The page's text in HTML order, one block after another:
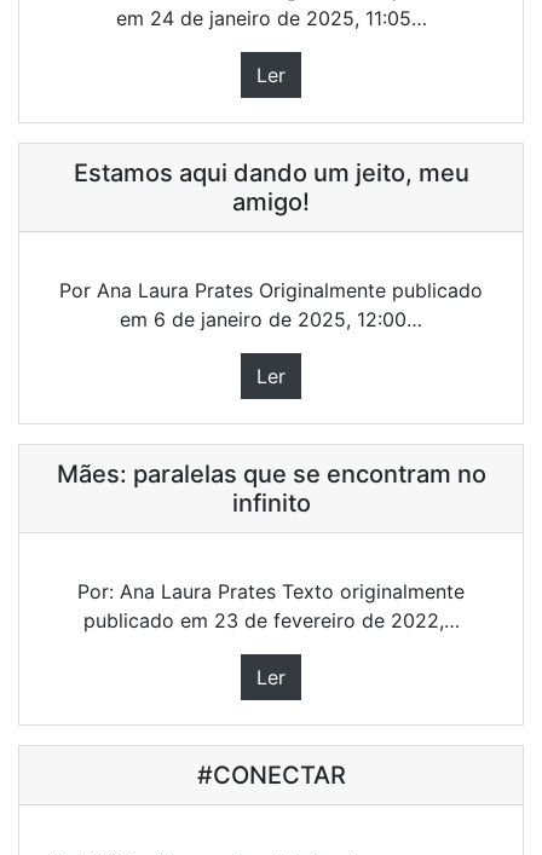
em 24 de janeiro de 2025, 11:05…
Ler
Estamos aqui dando um jeito, meu
amigo!
Por Ana Laura Prates Originalmente publicado
em 6 de janeiro de 2025, 12:00…
Ler
Mães: paralelas que se encontram no
infinito
Por: Ana Laura Prates Texto originalmente
publicado em 23 de fevereiro de 2022,…
Ler
#CONECTAR